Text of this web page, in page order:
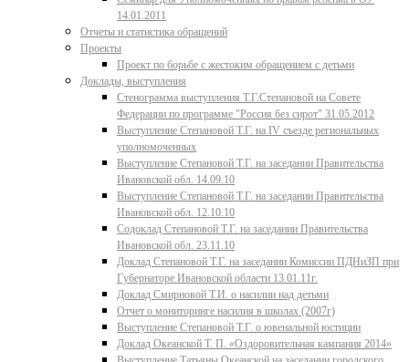
14.01.2011
Отчеты и статистика обращений
Проекты
Проект по борьбе с жестоким обращением с детьми
Доклады, выступления
Стенограмма выступления Т.Г.Степановой на Совете
Федерации по программе "Россия без сирот" 31.05.2012
Выступление Степановой Т.Г. на IV съезде региональных
уполномоченных
Выступление Степановой Т.Г. на заседании Правительства
Ивановской обл. 14.09.10
Выступление Степановой Т.Г. на заседании Правительства
Ивановской обл. 12.10.10
Содоклад Степановой Т.Г. на заседании Правительства
Ивановской обл. 23.11.10
Доклад Степановой Т.Г. на заседании Комиссии ПДНиЗП при
Губернаторе Ивановской области 13.01.11г.
Доклад Смирновой Т.И. о насилии над детьми
Отчет о мониторинге насилия в школах (2007г)
Выступление Степановой Т.Г. о ювенальной юстиции
Доклад Океанской Т. П. «Оздоровительная кампания 2014»